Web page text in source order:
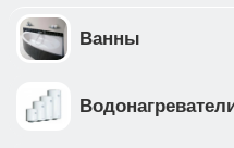
фильтр грубой
завода • ножки рамы
высокопрочной стали
Ванны